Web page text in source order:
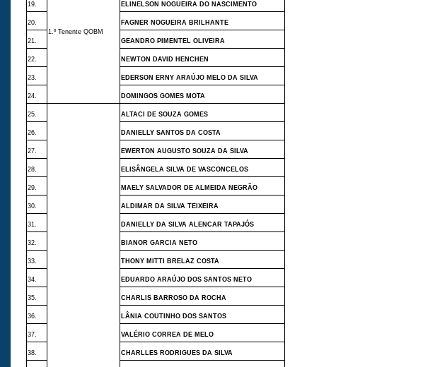
1.º Tenente QOBM
19. ELINELSON NOGUEIRA DO NASCIMENTO
20. FAGNER NOGUEIRA BRILHANTE
21. GEANDRO PIMENTEL OLIVEIRA
22. NEWTON DAVID HENCHEN
23. EDERSON ERNY ARAÚJO MELO DA SILVA
24. DOMINGOS GOMES MOTA
25. ALTACI DE SOUZA GOMES
26. DANIELLY SANTOS DA COSTA
27. EWERTON AUGUSTO SOUZA DA SILVA
28. ELISÂNGELA SILVA DE VASCONCELOS
29. MAELY SALVADOR DE ALMEIDA NEGRÃO
30. ALDIMAR DA SILVA TEIXEIRA
31. DANIELLY DA SILVA ALENCAR TAPAJÓS
32. BIANOR GARCIA NETO
33. THONY MITTI BRELAZ COSTA
34. EDUARDO ARAÚJO DOS SANTOS NETO
35. CHARLIS BARROSO DA ROCHA
36. LÂNIA COUTINHO DOS SANTOS
37. VALÉRIO CORREA DE MELO
38. CHARLLES RODRIGUES DA SILVA